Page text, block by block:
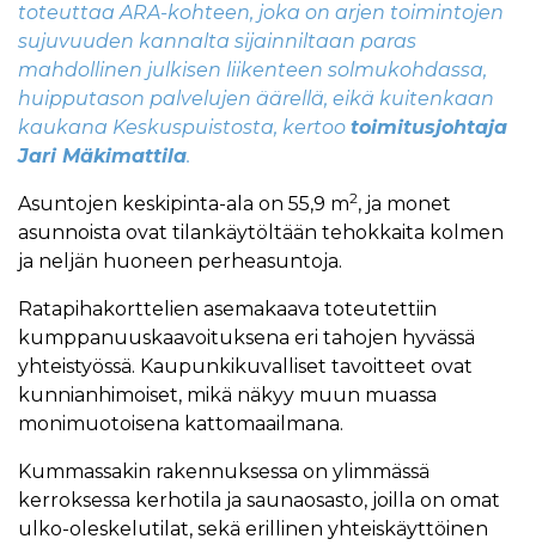
toteuttaa ARA-kohteen, joka on arjen toimintojen
sujuvuuden kannalta sijainniltaan paras
mahdollinen julkisen liikenteen solmukohdassa,
huipputason palvelujen äärellä, eikä kuitenkaan
kaukana Keskuspuistosta, kertoo toimitusjohtaja
Jari Mäkimattila.
Asuntojen keskipinta-ala on 55,9 m2, ja monet
asunnoista ovat tilankäytöltään tehokkaita kolmen
ja neljän huoneen perheasuntoja.
Ratapihakorttelien asemakaava toteutettiin
kumppanuuskaavoituksena eri tahojen hyvässä
yhteistyössä. Kaupunkikuvalliset tavoitteet ovat
kunnianhimoiset, mikä näkyy muun muassa
monimuotoisena kattomaailmana.
Kummassakin rakennuksessa on ylimmässä
kerroksessa kerhotila ja saunaosasto, joilla on omat
ulko-oleskelutilat, sekä erillinen yhteiskäyttöinen